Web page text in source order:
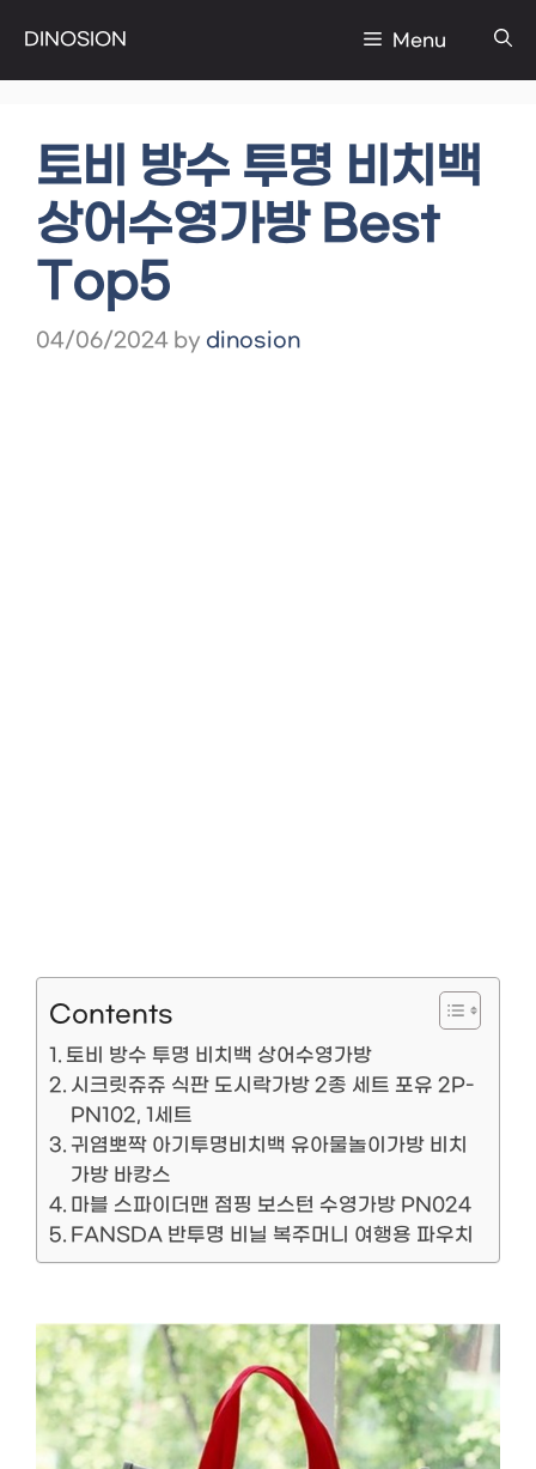
to
DINOSION Menu
토비 방수 투명 비치백
상어수영가방 Best
Top5
04/06/2024 by dinosion
Contents
토비 방수 투명 비치백 상어수영가방
시크릿쥬쥬 식판 도시락가방 2종 세트 포유 2P-
PN102, 1세트
귀염뽀짝 아기투명비치백 유아물놀이가방 비치
가방 바캉스
마블 스파이더맨 점핑 보스턴 수영가방 PN024
FANSDA 반투명 비닐 복주머니 여행용 파우치